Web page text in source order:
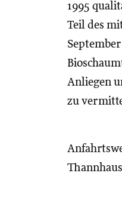
1995
Teil des
Anliegen
zu